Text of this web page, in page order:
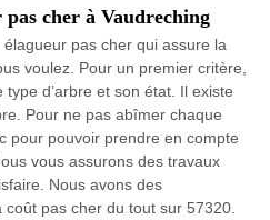
cher à Vaudreching
pas cher qui assure la
voulez. Pour un premier critère,
d’arbre et son état. Il existe
Pour ne pas abîmer chaque
pour pouvoir prendre en compte
vous assurons des travaux
Nous avons des
pas cher du tout sur 57320.